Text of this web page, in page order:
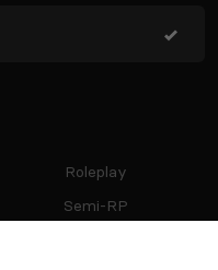
Roleplay
Semi-RP